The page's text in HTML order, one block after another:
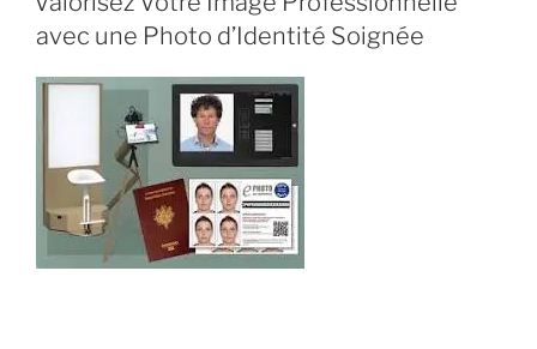
avec une Photo d’Identité Soignée